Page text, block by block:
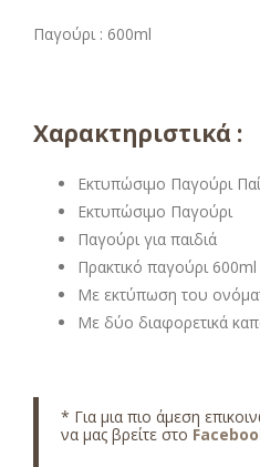
Παγούρι : 600ml
Χαρακτηριστικά :
Εκτυπώσιμο Παγούρι
Εκτυπώσιμο Παγούρι
Παγούρι για παιδιά
Πρακτικό παγούρι 600ml
Με εκτύπωση του
Με δύο διαφορετικά
* Για μια πιο άμεση
να μας βρείτε στο